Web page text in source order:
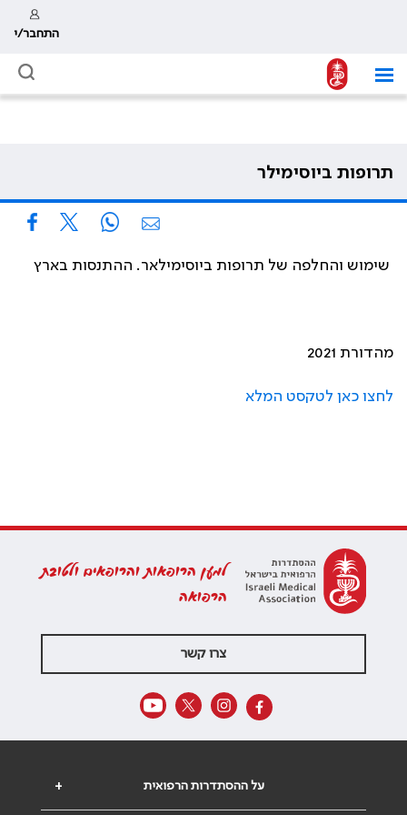
התחבר/י
תרופות ביוסימילר
שימוש והחלפה של תרופות ביוסימילאר. ההתנסות בארץ
מהדורת 2021
לחצו כאן לטקסט המלא
למען הרופאות והרופאים ולטובת
הרפואה
צרו קשר
+ על ההסתדרות הרפואית